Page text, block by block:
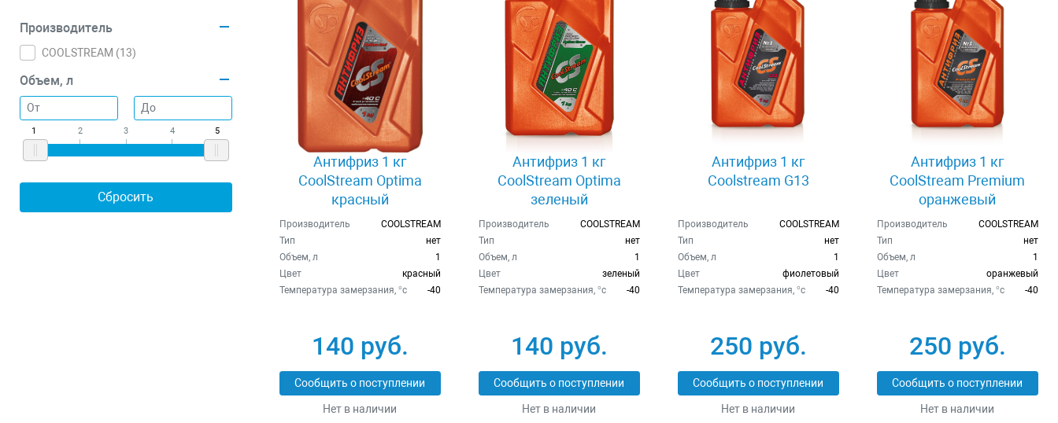
Производитель
COOLSTREAM (13)
Объем, л
1 2 3 4 5
Антифриз 1 кг
CoolStream Optima
красный
Производитель
COOLSTREAM
Тип
нет
Объем, л
1
Цвет
красный
Температура замерзания, °c
-40
140 руб.
Сообщить о поступлении
Нет в наличии
Антифриз 1 кг
CoolStream Optima
зеленый
Производитель
COOLSTREAM
Тип
нет
Объем, л
1
Цвет
зеленый
Температура замерзания, °c
-40
140 руб.
Сообщить о поступлении
Нет в наличии
Антифриз 1 кг
Coolstream G13
Производитель
COOLSTREAM
Тип
нет
Объем, л
1
Цвет
фиолетовый
Температура замерзания, °c
-40
250 руб.
Сообщить о поступлении
Нет в наличии
Антифриз 1 кг
CoolStream Premium
оранжевый
Производитель
COOLSTREAM
Тип
нет
Объем, л
1
Цвет
оранжевый
Температура замерзания, °c
-40
250 руб.
Сообщить о поступлении
Нет в наличии